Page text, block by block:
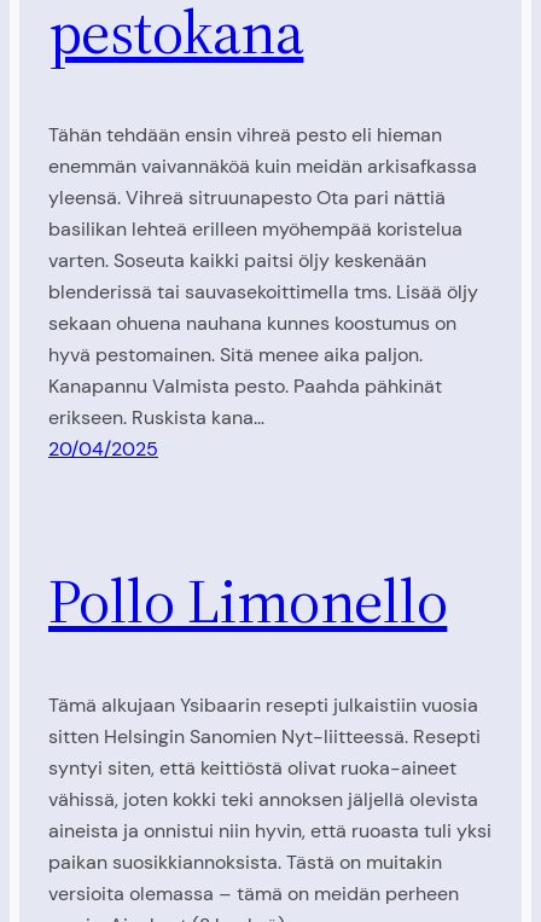
pestokana
Tähän tehdään ensin vihreä pesto eli hieman
enemmän vaivannäköä kuin meidän arkisafkassa
yleensä. Vihreä sitruunapesto Ota pari nättiä
basilikan lehteä erilleen myöhempää koristelua
varten. Soseuta kaikki paitsi öljy keskenään
blenderissä tai sauvasekoittimella tms. Lisää öljy
sekaan ohuena nauhana kunnes koostumus on
hyvä pestomainen. Sitä menee aika paljon.
Kanapannu Valmista pesto. Paahda pähkinät
erikseen. Ruskista kana…
20/04/2025
Pollo Limonello
Tämä alkujaan Ysibaarin resepti julkaistiin vuosia
sitten Helsingin Sanomien Nyt-liitteessä. Resepti
syntyi siten, että keittiöstä olivat ruoka-aineet
vähissä, joten kokki teki annoksen jäljellä olevista
aineista ja onnistui niin hyvin, että ruoasta tuli yksi
paikan suosikkiannoksista. Tästä on muitakin
versioita olemassa – tämä on meidän perheen